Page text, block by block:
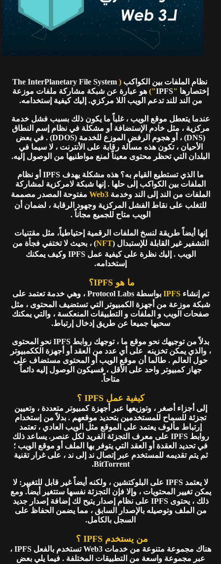
نظام الملفات بين الكواكب(
The InterPlanetary File System
إختصارها "
IPFS
") هو عبارة عن شبكة مشاركة ملفات موزعة
من الند للند تدعم الويب اللا مركزي. إليك كيفية إستخدامه.
عندما يتعطل موقع الويب ، غلباً ما يكون ذلك بسبب فشل خدمة
مركزية ، مثل خادم الإستضافة أو مشكلة في نظام إسم النطاق
(DNS) ، أو هجوم الرفض الموزع للخدمة (DDOS) . في بعض
الأحيان ، تكون هذه مسألة رقابة على الأنترنت ، لا سيما في
البلدان التي تحظر محتوى معيناً لمنع مواطنيها من الوصول إليه.
ما الذي تستطيع القيام به؟ هذه مشكلة يهدف IPFS أو نظام
الملفات بين الكواكب إلى حلها . إنها شبكة لامركزية لمشاركة
الملفات من الند إلى الند وخدمة Web3 مفتوحة المصدر مصممة
للتغلب على نقاط الفشل المركزية وجهود الرقابة ، لضمان أن
الويب متاح للجميع مجاناً .
إنها أيضاً طريقة لنسخ الملفات الرقمية إحتياطياً، مثل مقتنيات
التشفير غير القابلة للإستبدال (NFT) ، بحيث لا تختفي فجأة من
الويب . إليك نظرة على كيفية عمل IPFS وكيف يمكنك
إستخدامه.
ما هو IPFS؟
تم إنشاءIPFS
بواسطة Protocol Labs ، وهي خدمة تعتمد على
شبكة موزعة من أجهزة الكمبيوتر التي تستضيف المحتوى ، مثل
صفحات الويب و الملفات و التطبيقات المنعكسة ، والتي يمكنك
سحبها جميعا عن طريق إدخال إرتباط.
بدلاً من توجيهك نحو موقع ما ، توجهك روابط IPFS نحو المحتوى
، والذي يمكن تخزينه على أي عدد من العقد أو أجهزة الككمبيوتر
حول العالم . طالما أن موقع الويب أو المحتوى مستضاف على
جهاز كمبيوتر واحد على الأقل ، فسيكون الوصول إليه دائماً
متاحاً.
كيفية عمل IPFS ؟
إلى أجزاء أصغر ، وتوزيعها عبر أجهزة كمبيوتر متعددة ، وتعيين
تجزئة للسماح للمستخدمين بتحديد موقعهم . بدلاً من إستخدام
إرتباط مألوف يعتمد على الموقع مثل الويب العادي ، تعتمد
روابط IPFS على معرف التجزئة الفريد لكل عنصر. يساعد ذلك
في تحديد العقدة أو العقد التي يتوفر بها الملف أو موقع الويب ؛
ثم يتم تقديمه للمستخدم عبر إتصال ند إلى ند ، على غرار تقنية
BitTorrent.
لا يعتمد IPFS على البلوكتشين ، ولكنه أيضاً غير قابل للتغيير: لا
يمكن تغيير المحتويات ، وإلا فإن التجزئة نفسها ستتغير أيضاً. ومع
ذلك ، يحتوى IPFS على نظام إصدار يتيح لك إضافة إصدار جديد
من الملف وتوصيله بالإصدار السابق ، مما يضمن الحفاظ على
السجل بالكامل.
من يستخدم IPFS ؟
هناك مجموعة متنوعة من خدمات Web3 تستخدم بالفعل IPFS ،
عبر مجموعة واسعة من التطبيقات المختلفة . فيما يلي بعض